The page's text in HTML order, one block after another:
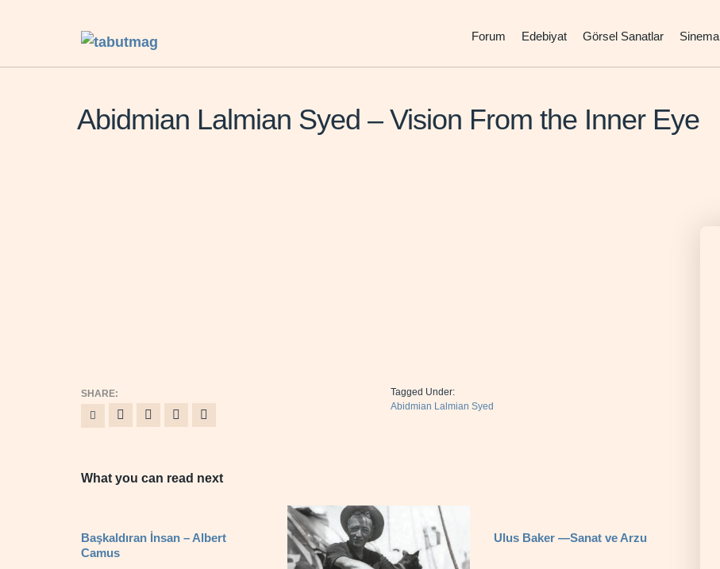
Forum Edebiyat Görsel Sanatlar Sinema
Abidmian Lalmian Syed – Vision From the Inner Eye
Tagged Under:
Abidmian Lalmian Syed
What you can read next
Başkaldıran İnsan – Albert
Camus
Ulus Baker —Sanat ve Arzu